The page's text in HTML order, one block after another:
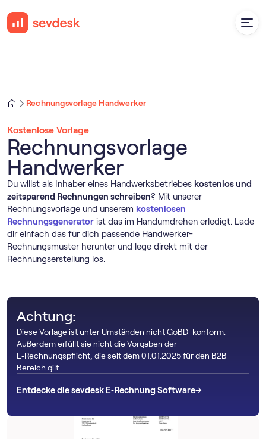
Rechnungsvorlage Handwerker
Kostenlose Vorlage
Rechnungsvorlage
Handwerker
Du willst als Inhaber eines Handwerksbetriebes kostenlos und
zeitsparend Rechnungen schreiben? Mit unserer
Rechnungsvorlage und unserem kostenlosen
Rechnungsgenerator ist das im Handumdrehen erledigt. Lade
dir einfach das für dich passende Handwerker-
Rechnungsmuster herunter und lege direkt mit der
Rechnungserstellung los.
Achtung:
Diese Vorlage ist unter Umständen nicht GoBD-konform.
Außerdem erfüllt sie nicht die Vorgaben der
E‑Rechnungspflicht, die seit dem 01.01.2025 für den B2B-
Bereich gilt.
Entdecke die sevdesk E‑Rechnung Software→
→